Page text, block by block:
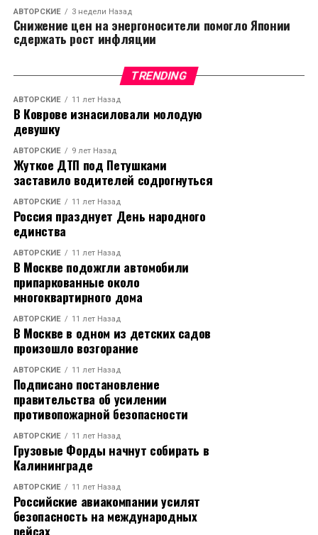
АВТОРСКИЕ 3 недели Назад
Снижение цен на энергоносители помогло Японии
сдержать рост инфляции
TRENDING
АВТОРСКИЕ 11 лет Назад
В Коврове изнасиловали молодую
девушку
АВТОРСКИЕ 9 лет Назад
Жуткое ДТП под Петушками
заставило водителей содрогнуться
АВТОРСКИЕ 11 лет Назад
Россия празднует День народного
единства
АВТОРСКИЕ 11 лет Назад
В Москве подожгли автомобили
припаркованные около
многоквартирного дома
АВТОРСКИЕ 11 лет Назад
В Москве в одном из детских садов
произошло возгорание
АВТОРСКИЕ 11 лет Назад
Подписано постановление
правительства об усилении
противопожарной безопасности
АВТОРСКИЕ 11 лет Назад
Грузовые Форды начнут собирать в
Калининграде
АВТОРСКИЕ 11 лет Назад
Российские авиакомпании усилят
безопасность на международных
рейсах